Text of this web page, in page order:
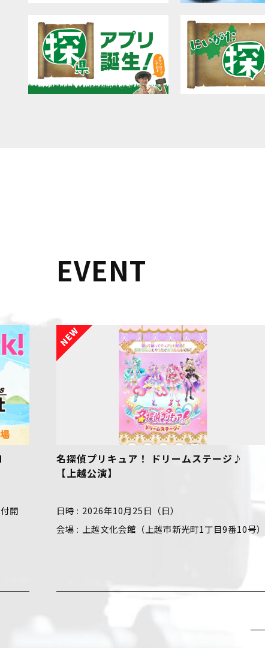
EVENT
名探偵プリキュア！ ドリームステージ♪
【上越公演】
2026年10月25日（日）
上越文化会館（上越市新光町1丁目9番10号）